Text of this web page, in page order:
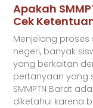
Apakah
Cek
Menjelang
negeri, banyak
yang berkaitan
pertanyaan yang
SMMPTN Barat
diketahui karena